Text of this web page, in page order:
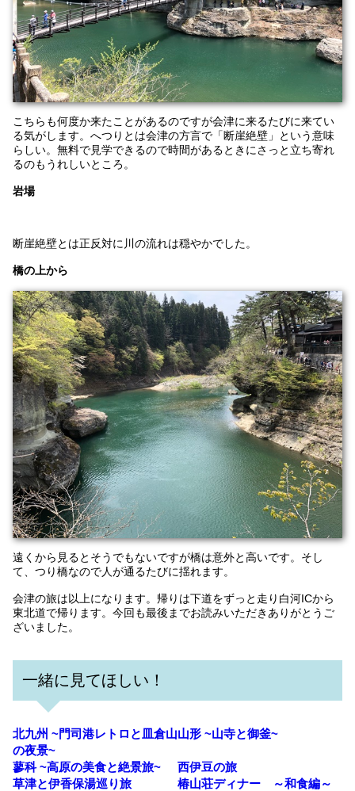
こちらも何度か来たことがあるのですが会津に来るたびに来てい
る気がします。へつりとは会津の方言で「断崖絶壁」という意味
らしい。無料で見学できるので時間があるときにさっと立ち寄れ
るのもうれしいところ。
岩場
断崖絶壁とは正反対に川の流れは穏やかでした。
橋の上から
遠くから見るとそうでもないですが橋は意外と高いです。そし
て、つり橋なので人が通るたびに揺れます。
会津の旅は以上になります。帰りは下道をずっと走り白河ICから
東北道で帰ります。今回も最後までお読みいただきありがとうご
ざいました。
一緒に見てほしい！
北九州 ~門司港レトロと皿倉山
の夜景~
山形 ~山寺と御釜~
蓼科 ~高原の美食と絶景旅~
西伊豆の旅
草津と伊香保湯巡り旅
椿山荘ディナー ～和食編～